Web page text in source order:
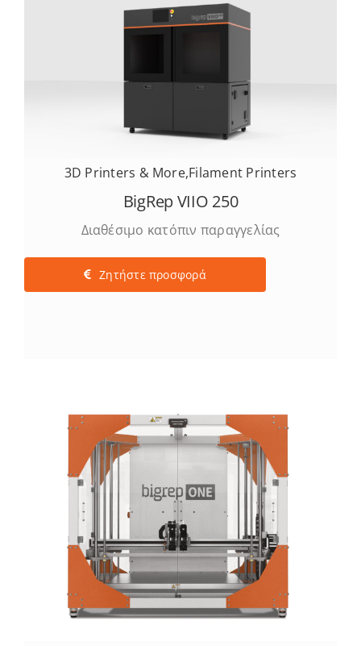
3D Printers & More,Filament Printers
BigRep VIIO 250
Διαθέσιμο κατόπιν παραγγελίας
Ζητήστε προσφορά